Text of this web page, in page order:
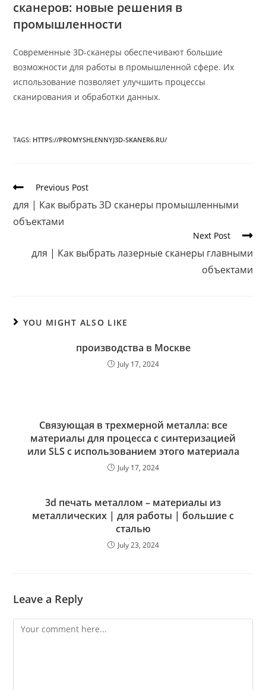
сканеров: новые решения в
промышленности
Современные 3D-сканеры обеспечивают большие
возможности для работы в промышленной сфере. Их
использование позволяет улучшить процессы
сканирования и обработки данных.
TAGS: HTTPS://PROMYSHLENNYJ3D-SKANER6.RU/
Previous Post
для | Как выбрать 3D сканеры промышленными
объектами
Next Post
для | Как выбрать лазерные сканеры главными
объектами
YOU MIGHT ALSO LIKE
производства в Москве
July 17, 2024
Связующая в трехмерной металла: все
материалы для процесса с синтеризацией
или SLS с использованием этого материала
July 17, 2024
3d печать металлом – материалы из
металлических | для работы | большие с
сталью
July 23, 2024
Leave a Reply